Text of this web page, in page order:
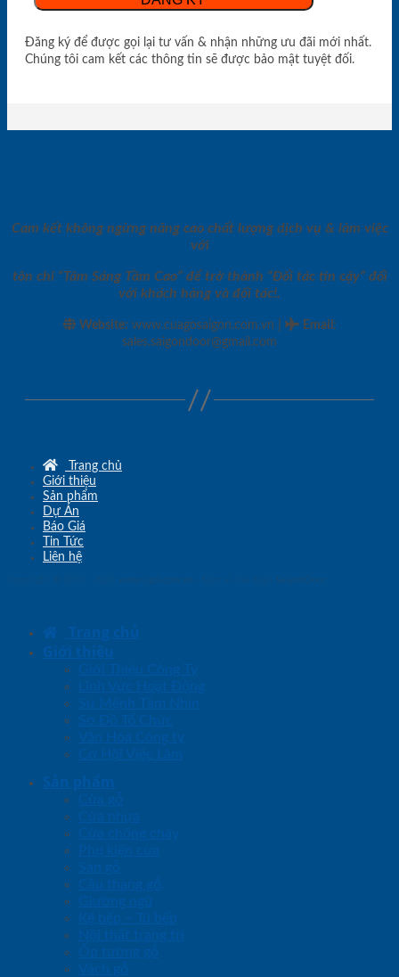
Đăng ký để được gọi lại tư vấn & nhận những ưu đãi mới nhất.
Chúng tôi cam kết các thông tin sẽ được bảo mật tuyệt đối.
Cam kết không ngừng nâng cao chất lượng dịch vụ & làm việc
với
tôn chỉ “Tâm Sáng Tầm Cao” để trở thành “Đối tác tin cậy” đối
với khách hàng và đối tác!.
Website: www.cuagosaigon.com.vn Email :
sales.saigondoor@gmail.com
Trang chủ
Giới thiệu
Sản phẩm
Dự Án
Báo Giá
Tin Tức
Liên hệ
Trang chủ
Giới thiệu
Giới Thiệu Công Ty
Lĩnh Vực Hoạt Động
Sứ Mệnh Tầm Nhìn
Sơ Đồ Tổ Chức
Văn Hóa Công ty
Cơ Hội Việc Làm
Sản phẩm
Cửa gỗ
Cửa nhựa
Cửa chống cháy
Phụ kiện cửa
Sàn gỗ
Cầu thang gỗ
Giường ngủ
Kệ bếp – Tủ bếp
Nội thất trang trí
Ốp tường gỗ
Vách gỗ